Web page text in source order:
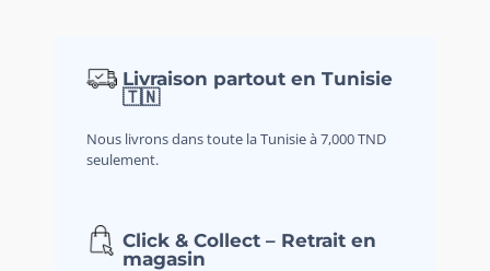
Livraison partout en Tunisie
🇹🇳
Nous livrons dans toute la Tunisie à 7,000 TND
seulement.
Click & Collect – Retrait en
magasin